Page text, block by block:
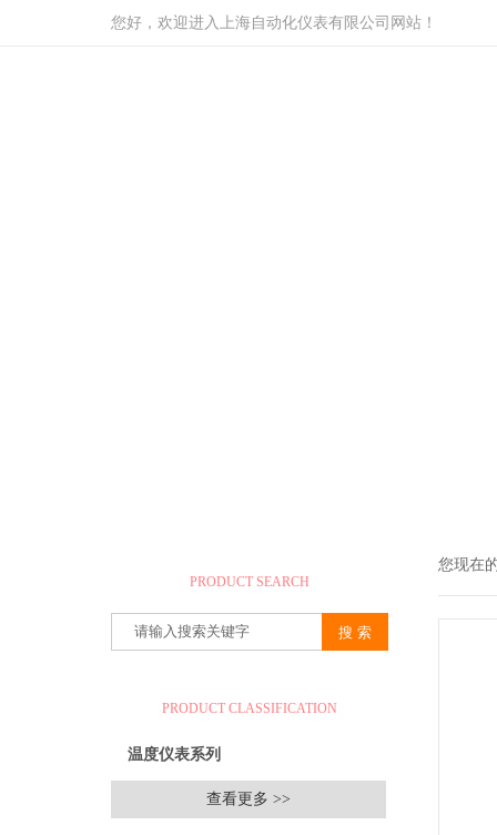
您好，欢迎进入上海自动化仪表有限公司网站！
PRODUCT SEARCH
PRODUCT CLASSIFICATION
温度仪表系列
查看更多 >>
您现在